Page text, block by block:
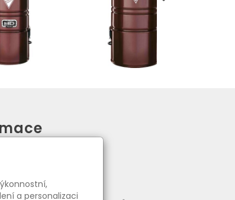
řád
a personalizaci